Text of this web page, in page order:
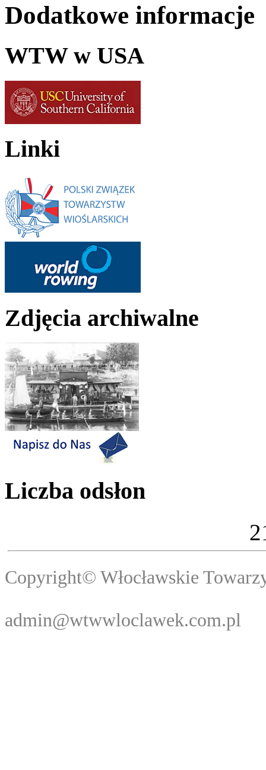
Dodatkowe informacje
WTW w USA
Linki
Zdjęcia archiwalne
Liczba odsłon
2
Copyright©
admin@wtwwloclawek.com.pl